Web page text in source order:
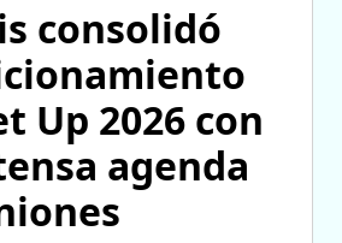
consolidó
Up 2026 con
agenda